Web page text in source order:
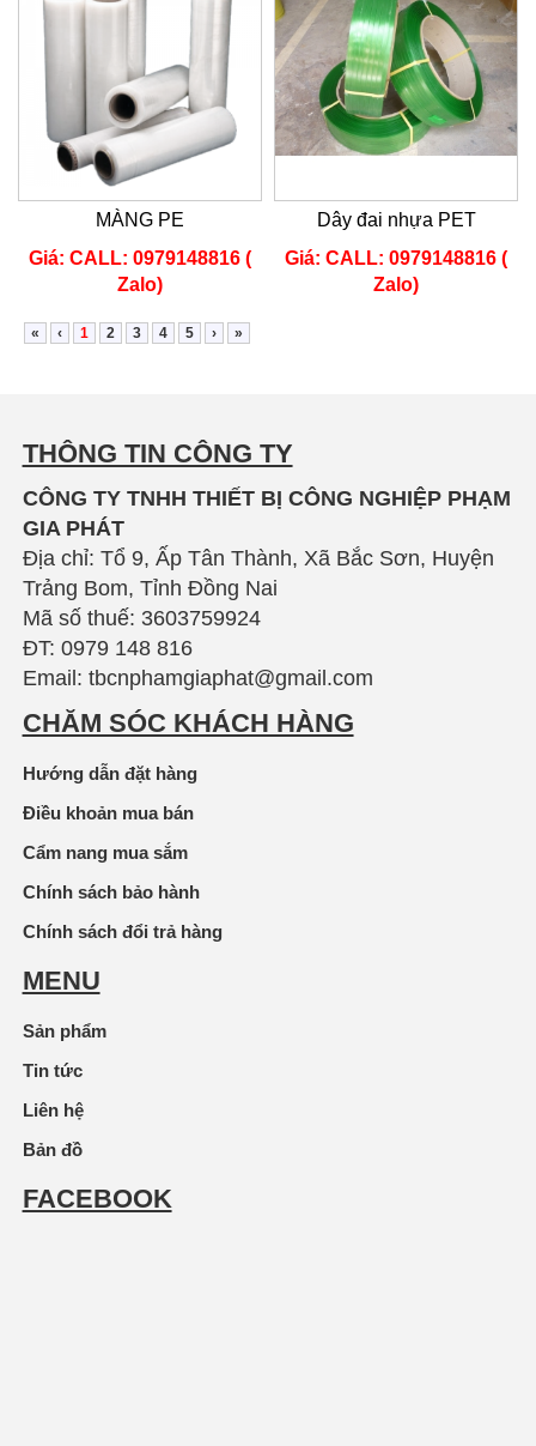
MÀNG PE
Giá: CALL: 0979148816 (
Zalo)
Dây đai nhựa PET
Giá: CALL: 0979148816 (
Zalo)
« ‹ 1 2 3 4 5 › »
THÔNG TIN CÔNG TY
CÔNG TY TNHH THIẾT BỊ CÔNG NGHIỆP PHẠM
GIA PHÁT
Địa chỉ: Tổ 9, Ấp Tân Thành, Xã Bắc Sơn, Huyện
Trảng Bom, Tỉnh Đồng Nai
Mã số thuế: 3603759924
ĐT: 0979 148 816
Email: tbcnphamgiaphat@gmail.com
CHĂM SÓC KHÁCH HÀNG
Hướng dẫn đặt hàng
Điều khoản mua bán
Cẩm nang mua sắm
Chính sách bảo hành
Chính sách đổi trả hàng
MENU
Sản phẩm
Tin tức
Liên hệ
Bản đồ
FACEBOOK